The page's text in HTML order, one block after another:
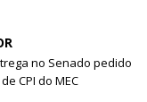
no Senado pedido
CPI do MEC